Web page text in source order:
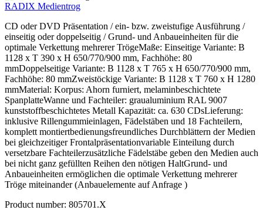
RADIX Medientrog
CD oder DVD Präsentation / ein- bzw. zweistufige Ausführung /
einseitig oder doppelseitig / Grund- und Anbaueinheiten für die
optimale Verkettung mehrerer TrögeMaße: Einseitige Variante: B
1128 x T 390 x H 650/770/900 mm, Fachhöhe: 80
mmDoppelseitige Variante: B 1128 x T 765 x H 650/770/900 mm,
Fachhöhe: 80 mmZweistöckige Variante: B 1128 x T 760 x H 1280
mmMaterial: Korpus: Ahorn furniert, melaminbeschichtete
SpanplatteWanne und Fachteiler: graualuminium RAL 9007
kunststoffbeschichtetes Metall Kapazität: ca. 630 CDsLieferung:
inklusive Rillengummieinlagen, Fädelstäben und 18 Fachteilern,
komplett montiertbedienungsfreundliches Durchblättern der Medien
bei gleichzeitiger Frontalpräsentationvariable Einteilung durch
versetzbare Fachteilerzusätzliche Fädelstäbe geben den Medien auch
bei nicht ganz gefüllten Reihen den nötigen HaltGrund- und
Anbaueinheiten ermöglichen die optimale Verkettung mehrerer
Tröge miteinander (Anbauelemente auf Anfrage )
Product number: 805701.X